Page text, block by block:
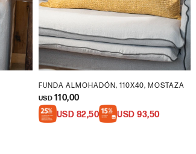
FUNDA ALMOHADÓN, 110X40, MOSTAZA
USD 110,00
USD 82,50 USD 93,50